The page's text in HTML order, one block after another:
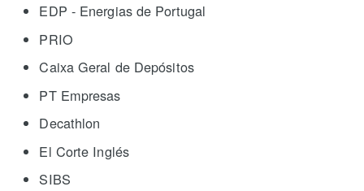
EDP - Energias de Portugal
PRIO
Caixa Geral de Depósitos
PT Empresas
Decathlon
El Corte Inglés
SIBS